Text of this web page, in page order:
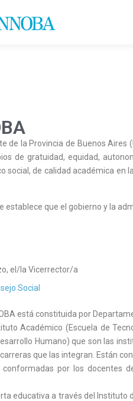
de la Provincia de Buenos
de gratuidad, equidad,
social, de calidad académica
establece que el gobierno y la
el/la Vicerrector/a
Social
está constituida por
Académico (Escuela de
Humano) que son las
que las integran. Están
conformadas por los
educativa a través del